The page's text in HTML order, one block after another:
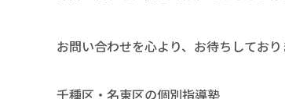
お問い合わせを心より、お待ちしており
千種区・名東区の個別指導塾